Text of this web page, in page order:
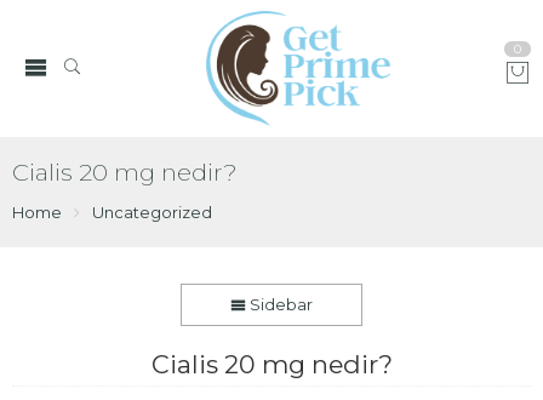
0
Cialis 20 mg nedir?
Home Uncategorized
Sidebar
Cialis 20 mg nedir?